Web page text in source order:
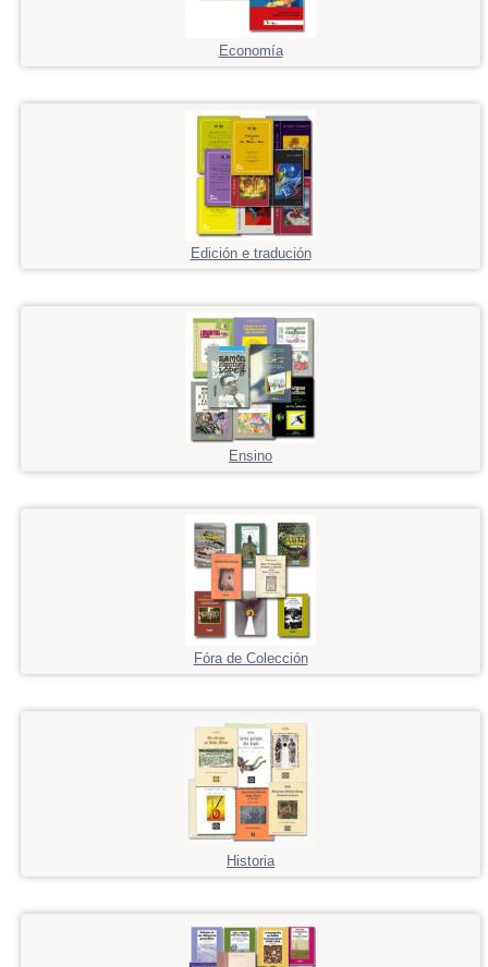
Economía
Edición e tradución
Ensino
Fóra de Colección
Historia